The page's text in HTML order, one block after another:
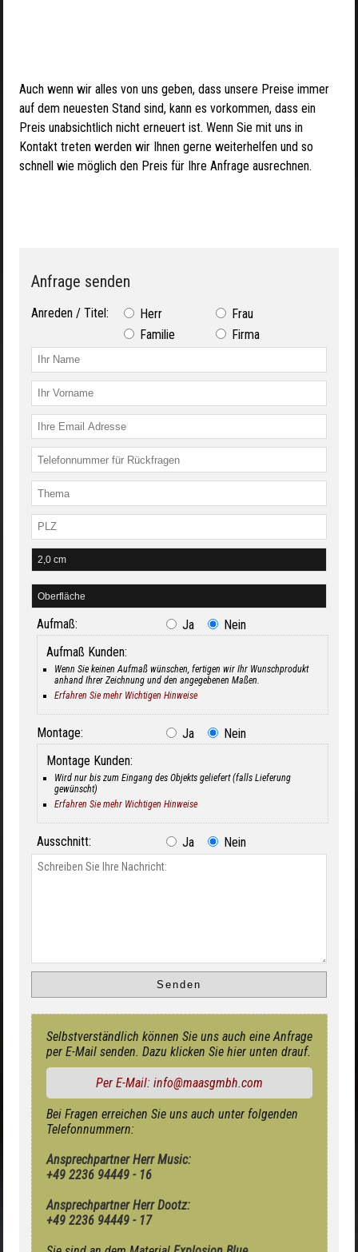
Auch wenn wir alles von uns geben, dass unsere Preise immer
auf dem neuesten Stand sind, kann es vorkommen, dass ein
Preis unabsichtlich nicht erneuert ist. Wenn Sie mit uns in
Kontakt treten werden wir Ihnen gerne weiterhelfen und so
schnell wie möglich den Preis für Ihre Anfrage ausrechnen.
Anfrage senden
Anreden / Titel: Herr
Frau
Familie
Firma
Aufmaß: Ja
Nein
Aufmaß Kunden:
Wenn Sie keinen Aufmaß wünschen, fertigen wir Ihr Wunschprodukt
anhand Ihrer Zeichnung und den angegebenen Maßen.
Erfahren Sie mehr Wichtigen Hinweise
Montage: Ja
Nein
Montage Kunden:
Wird nur bis zum Eingang des Objekts geliefert (falls Lieferung
gewünscht)
Erfahren Sie mehr Wichtigen Hinweise
Ausschnitt: Ja Nein
Selbstverständlich können Sie uns auch eine Anfrage
per E-Mail senden. Dazu klicken Sie hier unten drauf.
Per E-Mail: info@maasgmbh.com
Bei Fragen erreichen Sie uns auch unter folgenden
Telefonnummern:
Ansprechpartner Herr Music:
+49 2236 94449 - 16
Ansprechpartner Herr Dootz:
+49 2236 94449 - 17